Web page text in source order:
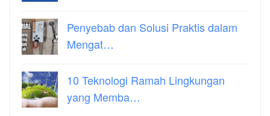
Penyebab dan Solusi Praktis dalam
Mengat…
10 Teknologi Ramah Lingkungan
yang Memba…